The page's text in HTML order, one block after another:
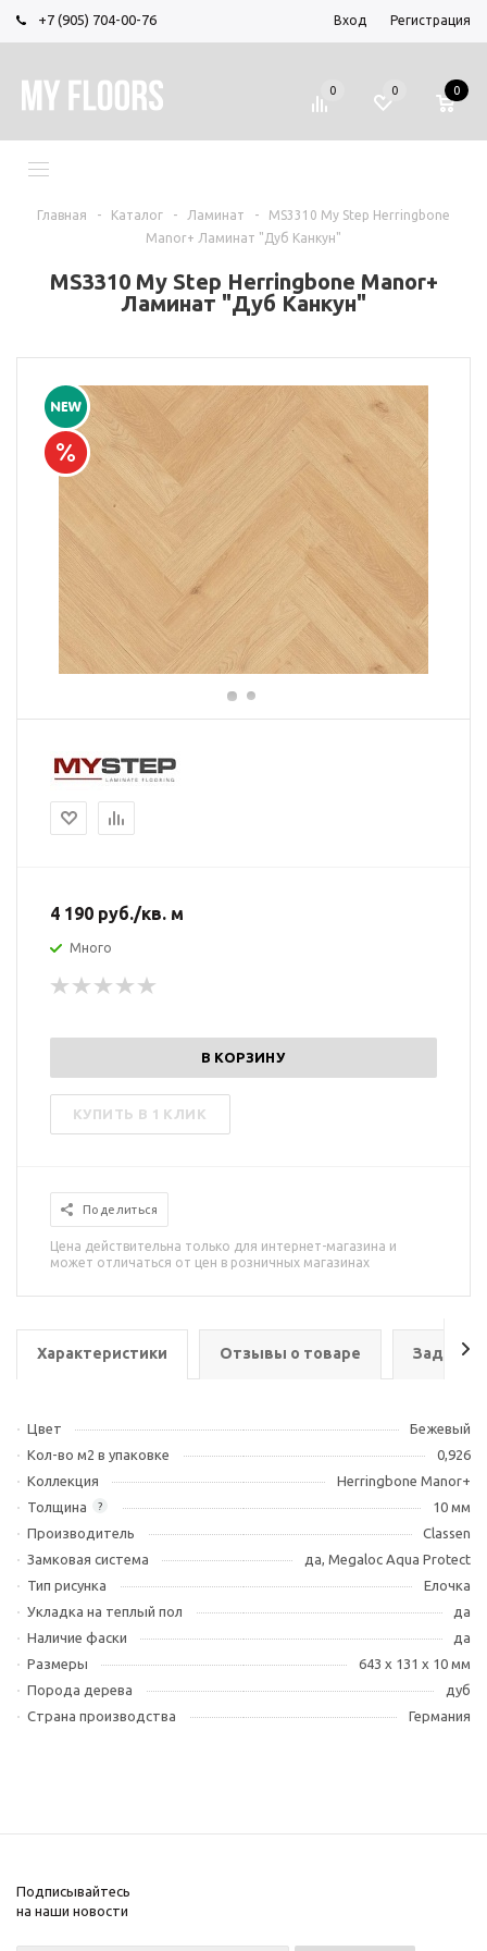
+7 (905) 704-00-76 Вход Регистрация
0 0 0
Главная - Каталог - Ламинат -
MS3310 My Step Herringbone
Manor+ Ламинат "Дуб Канкун"
MS3310 My Step Herringbone Manor+
Ламинат "Дуб Канкун"
4 190 руб./кв. м
Много
В КОРЗИНУ
КУПИТЬ В 1 КЛИК
Поделиться
Цена действительна только для интернет-магазина и
может отличаться от цен в розничных магазинах
Характеристики Отзывы о товаре Задать
Цвет
Бежевый
Кол-во м2 в упаковке
0,926
Коллекция
Herringbone Manor+
?
Толщина
10 мм
Производитель
Classen
Замковая система
да, Megaloc Aqua Protect
Тип рисунка
Елочка
Укладка на теплый пол
да
Наличие фаски
да
Размеры
643 x 131 x 10 мм
Порода дерева
дуб
Страна производства
Германия
Подписывайтесь
на наши новости